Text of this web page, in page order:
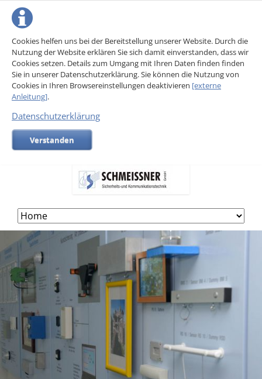
Cookies helfen uns bei der Bereitstellung unserer Website. Durch die
Nutzung der Website erklären Sie sich damit einverstanden, dass wir
Cookies setzen. Details zum Umgang mit Ihren Daten finden finden
Sie in unserer Datenschutzerklärung. Sie können die Nutzung von
Cookies in Ihren Browsereinstellungen deaktivieren [externe
Anleitung].
Datenschutzerklärung
Verstanden
navigation